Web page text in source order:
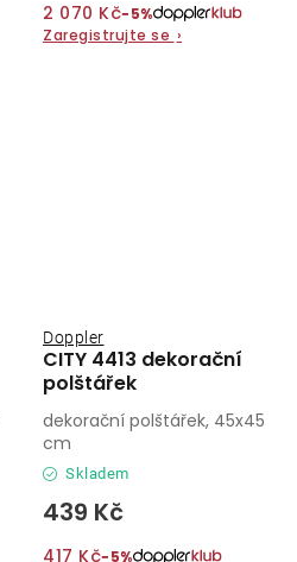
2 070 Kč−5%
Zaregistrujte se ›
CITY 4413 dekorační
polštářek
Doppler
Skladem
439 Kč
417 Kč−5%
dekorační polštářek, 45x45
cm